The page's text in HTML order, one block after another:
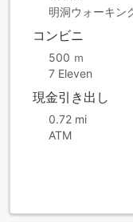
明洞ウォーキン
コンビニ
500 ｍ
7 Eleven
現金引き出し
0.72 mi
ATM